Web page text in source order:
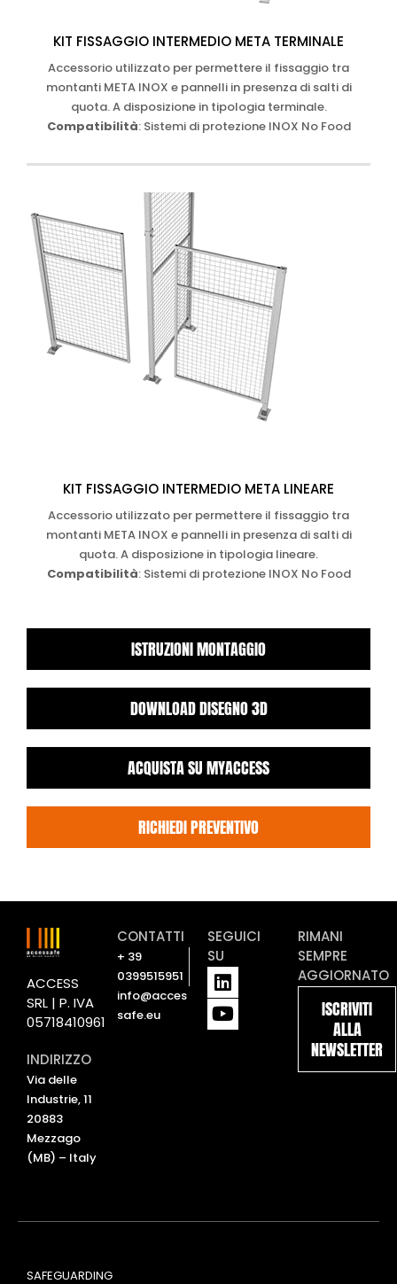
KIT FISSAGGIO INTERMEDIO META TERMINALE
Accessorio utilizzato per permettere il fissaggio tra
montanti META INOX e pannelli in presenza di salti di
quota. A disposizione in tipologia terminale.
Compatibilità: Sistemi di protezione INOX No Food
KIT FISSAGGIO INTERMEDIO META LINEARE
Accessorio utilizzato per permettere il fissaggio tra
montanti META INOX e pannelli in presenza di salti di
quota. A disposizione in tipologia lineare.
Compatibilità: Sistemi di protezione INOX No Food
ISTRUZIONI MONTAGGIO
DOWNLOAD DISEGNO 3D
ACQUISTA SU MYACCESS
RICHIEDI PREVENTIVO
ACCESS
SRL | P. IVA
05718410961
INDIRIZZO
Via delle
Industrie, 11
20883
Mezzago
(MB) – Italy
CONTATTI
+ 39
0399515951
info@acces
safe.eu
SEGUICI
SU
L
i
n
k
Y
o
u
t
RIMANI
SEMPRE
AGGIORNATO
ISCRIVITI
ALLA
NEWSLETTER
SAFEGUARDING